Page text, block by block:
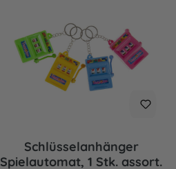
Schlüsselanhänger
Spielautomat, 1 Stk. assort.